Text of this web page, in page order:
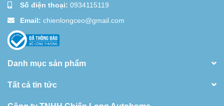
Số điện thoại: 0934115119
Email: chienlongceo@gmail.com
Danh mục sản phẩm
Tất cả tin tức